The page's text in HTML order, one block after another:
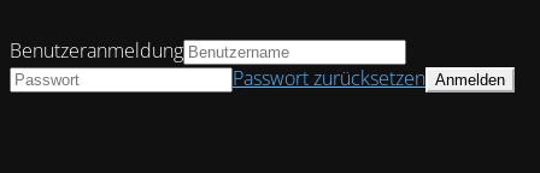
Benutzeranmeldung
Passwort zurücksetzen